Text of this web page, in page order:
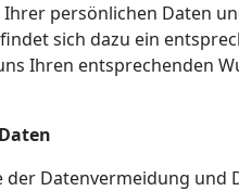
persönlichen Daten
sich dazu ein
Ihren entsprechenden
Datenvermeidung